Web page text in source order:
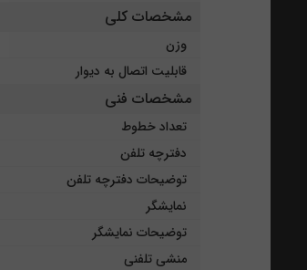
مشخصات کلی
وزن
قابلیت اتصال به دیوار
مشخصات فنی
تعداد خطوط
دفترچه تلفن
توضیحات دفترچه تلفن
نمایشگر
توضیحات نمایشگر
منشی تلفنی